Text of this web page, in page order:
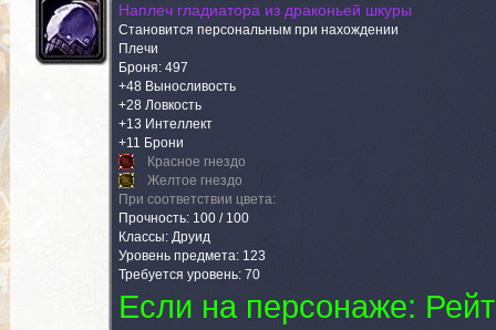
Наплеч гладиатора из драконьей шкуры
Становится персональным при нахождении
Плечи
Броня: 497
+48 Выносливость
+28 Ловкость
+13 Интеллект
+11 Брони
Красное гнездо
Желтое гнездо
При соответствии цвета:
Прочность: 100 / 100
Классы: Друид
Уровень предмета: 123
Требуется уровень: 70
Если на персонаже: